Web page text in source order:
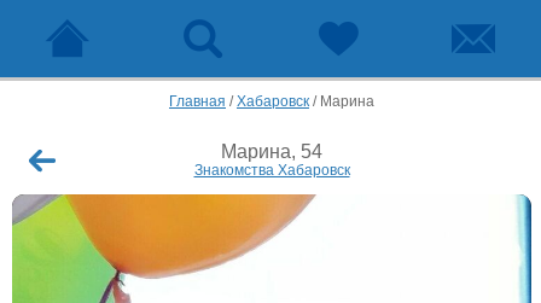
Главная /Хабаровск / Марина
Марина, 54
Знакомства Хабаровск